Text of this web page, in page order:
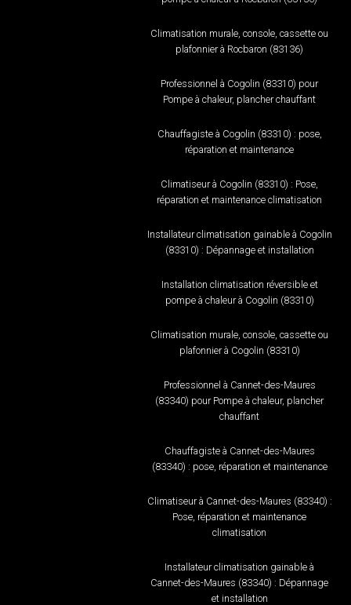
Climatisation murale, console, cassette ou
plafonnier à Rocbaron (83136)
Professionnel à Cogolin (83310) pour
Pompe à chaleur, plancher chauffant
Chauffagiste à Cogolin (83310) : pose,
réparation et maintenance
Climatiseur à Cogolin (83310) : Pose,
réparation et maintenance climatisation
Installateur climatisation gainable à Cogolin
(83310) : Dépannage et installation
Installation climatisation réversible et
pompe à chaleur à Cogolin (83310)
Climatisation murale, console, cassette ou
plafonnier à Cogolin (83310)
Professionnel à Cannet-des-Maures
(83340) pour Pompe à chaleur, plancher
chauffant
Chauffagiste à Cannet-des-Maures
(83340) : pose, réparation et maintenance
Climatiseur à Cannet-des-Maures (83340) :
Pose, réparation et maintenance
climatisation
Installateur climatisation gainable à
Cannet-des-Maures (83340) : Dépannage
et installation